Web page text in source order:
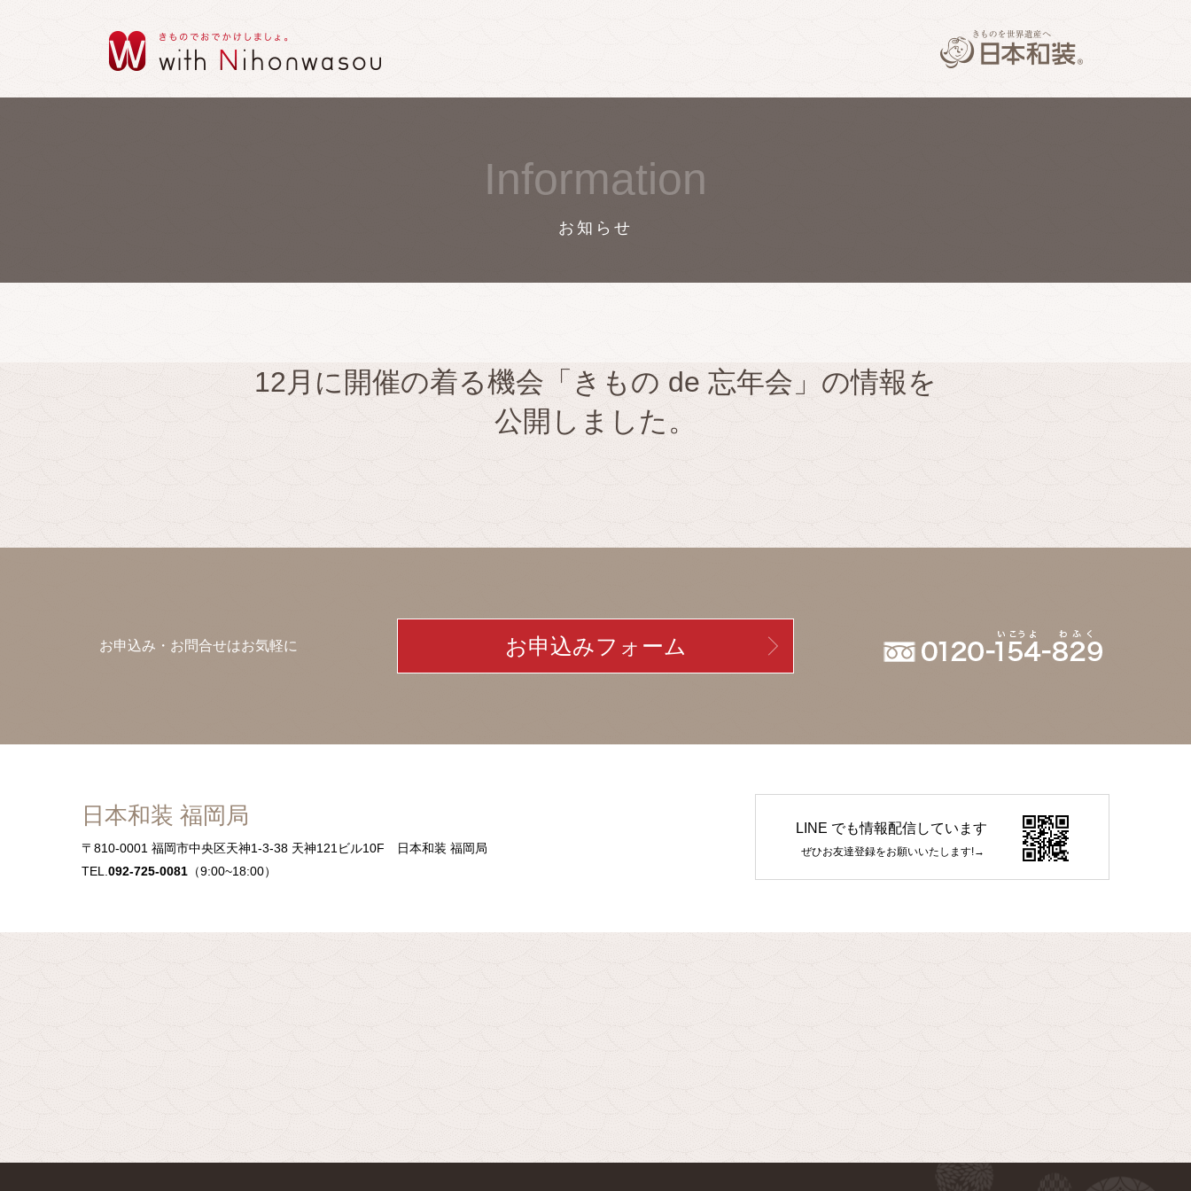
Information
お知らせ
12月に開催の着る機会「きもの de 忘年会」の情報を
公開しました。
お申込み・お問合せはお気軽に お申込みフォーム
日本和装 福岡局
〒810-0001 福岡市中央区天神1-3-38 天神121ビル10F 日本和装 福岡局
TEL. 092-725-0081 （9:00~18:00）
LINE でも情報配信しています
ぜひお友達登録をお願いいたします!→